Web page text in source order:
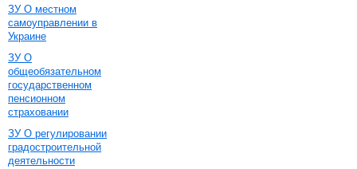
ЗУ О местном
самоуправлении в
Украине
ЗУ О
общеобязательном
государственном
пенсионном
страховании
ЗУ О регулировании
градостроительной
деятельности